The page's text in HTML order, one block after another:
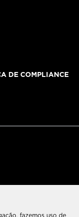
DE COMPLIANCE
fazemos uso de